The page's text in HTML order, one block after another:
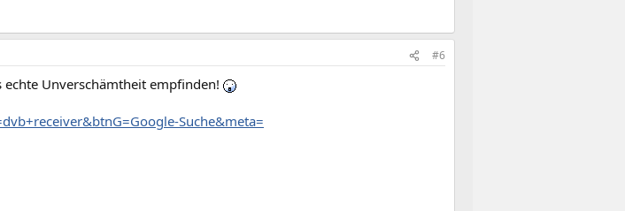
#6
Unverschämtheit empfinden!
Suche&meta=